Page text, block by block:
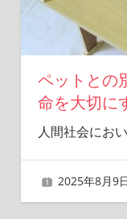
ペットとの
命を大切に
人間社会にお
2025年8月9